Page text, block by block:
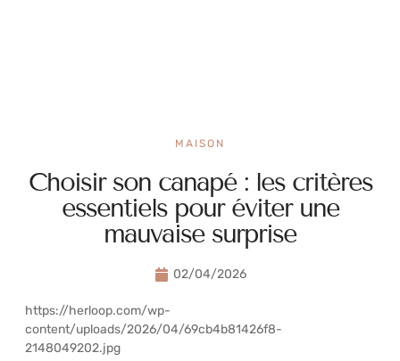
MAISON
Choisir son canapé : les critères
essentiels pour éviter une
mauvaise surprise
02/04/2026
https://herloop.com/wp-
content/uploads/2026/04/69cb4b81426f8-
2148049202.jpg